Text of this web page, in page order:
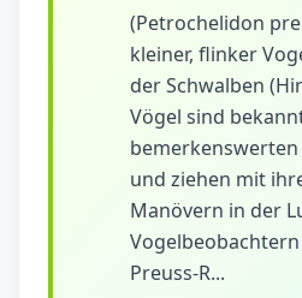
(Petrochelidon
kleiner, flinker
der Schwalben
Vögel sind
und ziehen mit
Manövern in der
Preuss-R...